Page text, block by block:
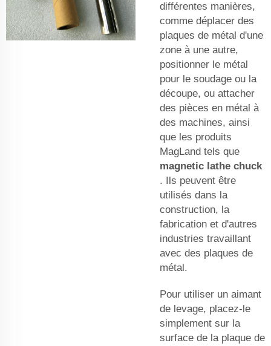
différentes manières,
comme déplacer des
plaques de métal d'une
zone à une autre,
positionner le métal
pour le soudage ou la
découpe, ou attacher
des pièces en métal à
des machines, ainsi
que les produits
MagLand tels que
magnetic lathe chuck
. Ils peuvent être
utilisés dans la
construction, la
fabrication et d'autres
industries travaillant
avec des plaques de
métal.
Pour utiliser un aimant
de levage, placez-le
simplement sur la
surface de la plaque de